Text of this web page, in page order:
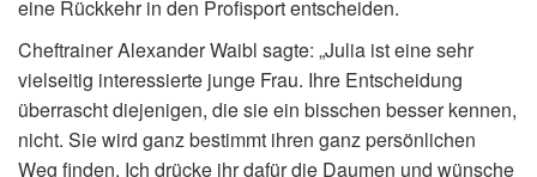
eine Rückkehr in den Profisport entscheiden.
Cheftrainer Alexander Waibl sagte: „Julia ist eine sehr
vielseitig interessierte junge Frau. Ihre Entscheidung
überrascht diejenigen, die sie ein bisschen besser kennen,
nicht. Sie wird ganz bestimmt ihren ganz persönlichen
Weg finden. Ich drücke ihr dafür die Daumen und wünsche